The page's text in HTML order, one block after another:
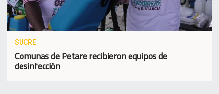
SUCRE
Comunas de Petare recibieron equipos de
desinfección